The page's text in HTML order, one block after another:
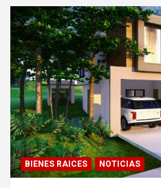
BIENES RAICES NOTICIAS